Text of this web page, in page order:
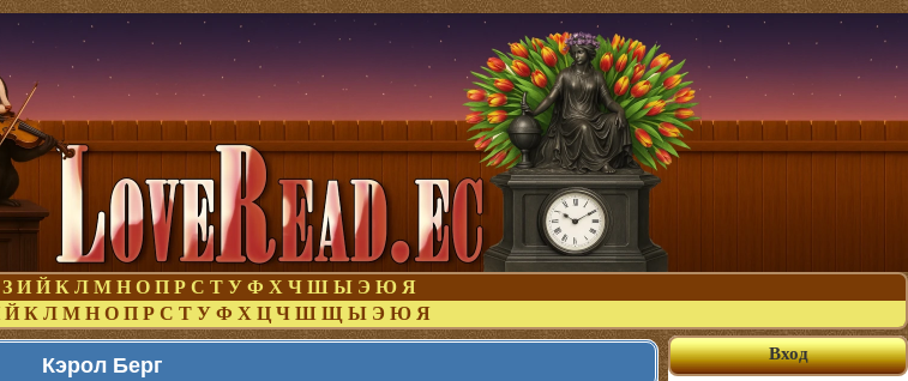
З И Й К Л М Н О П Р С Т У Ф Х Ч Ш Ы Э Ю Я
Й К Л М Н О П Р С Т У Ф Х Ц Ч Ш Щ Ы Э Ю Я
Кэрол Берг Вход